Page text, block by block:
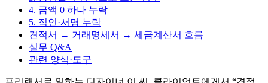
4. 금액 0 하나 누락
5. 직인·서명 누락
견적서 → 거래명세서 → 세금계산서 흐름
실무 Q&A
관련 양식·도구